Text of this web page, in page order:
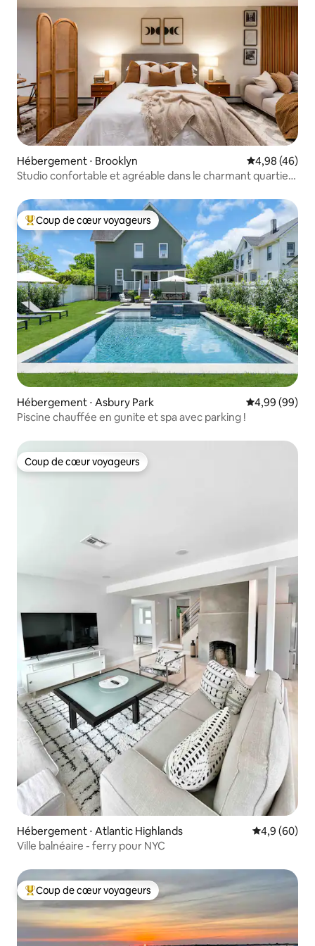
Hébergement ⋅ Brooklyn Évaluation
4,98 (46)
Studio confortable et agréable dans le charmant quartier
Coups de cœur voyageurs les plus appréciés
Coup de cœur voyageurs
Hébergement ⋅ Asbury Park Évaluation
4,99 (99)
Piscine chauffée en gunite et spa avec parking !
Coup de cœur voyageurs
Coup de cœur voyageurs
Hébergement ⋅ Atlantic Highlands Évaluation
4,9 (60)
Ville balnéaire - ferry pour NYC
Coups de cœur voyageurs les plus appréciés
Coup de cœur voyageurs